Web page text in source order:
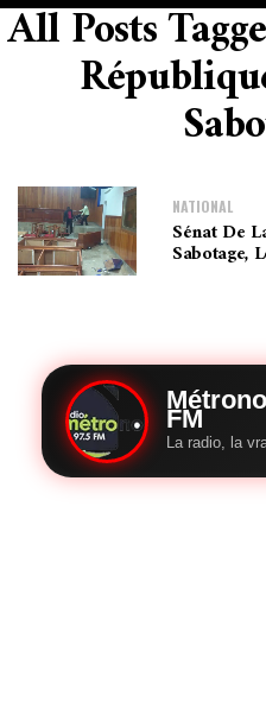
All Posts
NATIONAL
Sénat De
Sabotage,
FM
La radio, la